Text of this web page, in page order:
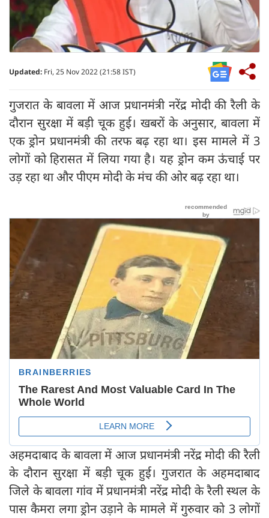
Updated: Fri, 25 Nov 2022 (21:58 IST)
गुजरात के बावला में आज प्रधानमंत्री नरेंद्र मोदी की रैली के
दौरान सुरक्षा में बड़ी चूक हुई। खबरों के अनुसार, बावला में
एक ड्रोन प्रधानमंत्री की तरफ बढ़ रहा था। इस मामले में 3
लोगों को हिरासत में लिया गया है। यह ड्रोन कम ऊंचाई पर
उड़ रहा था और पीएम मोदी के मंच की ओर बढ़ रहा था।
अहमदाबाद के बावला में आज प्रधानमंत्री नरेंद्र मोदी की रैली
के दौरान सुरक्षा में बड़ी चूक हुई। गुजरात के अहमदाबाद
जिले के बावला गांव में प्रधानमंत्री नरेंद्र मोदी के रैली स्थल के
पास कैमरा लगा ड्रोन उड़ाने के मामले में गुरुवार को 3 लोगों